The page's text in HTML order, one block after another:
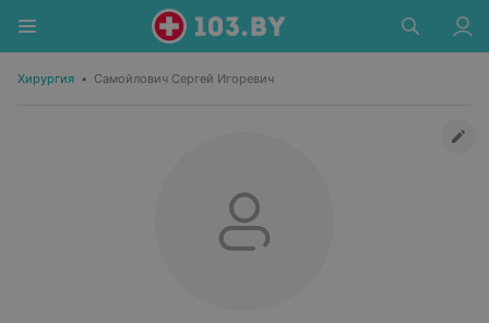
Хирургия • Самойлович Сергей Игоревич